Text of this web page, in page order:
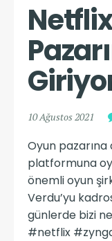
10 Ağustos 2021
Oyun
platformuna
önemli oyun
Verdu’yu
günlerde bizi
#netflix